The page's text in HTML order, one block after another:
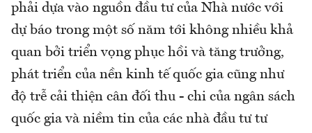
phải dựa vào nguồn đầu tư của Nhà nước với
dự báo trong một số năm tới không nhiều khả
quan bởi triển vọng phục hồi và tăng trưởng,
phát triển của nền kinh tế quốc gia cũng như
độ trễ cải thiện cân đối thu - chi của ngân sách
quốc gia và niềm tin của các nhà đầu tư tư